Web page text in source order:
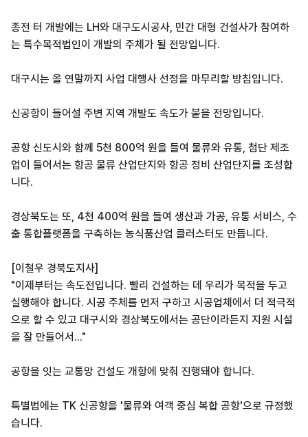
종전 터 개발에는 LH와 대구도시공사, 민간 대형 건설사가 참여하
는 특수목적법인이 개발의 주체가 될 전망입니다.
대구시는 올 연말까지 사업 대행사 선정을 마무리할 방침입니다.
신공항이 들어설 주변 지역 개발도 속도가 붙을 전망입니다.
공항 신도시와 함께 5천 800억 원을 들여 물류와 유통, 첨단 제조
업이 들어서는 항공 물류 산업단지와 항공 정비 산업단지를 조성합
니다.
경상북도는 또, 4천 400억 원을 들여 생산과 가공, 유통 서비스, 수
출 통합플랫폼을 구축하는 농식품산업 클러스터도 만듭니다.
[이철우 경북도지사]
"이제부터는 속도전입니다. 빨리 건설하는 데 우리가 목적을 두고
실행해야 합니다. 시공 주체를 먼저 구하고 시공업체에서 더 적극적
으로 할 수 있고 대구시와 경상북도에서는 공단이라든지 지원 시설
을 잘 만들어서..."
공항을 잇는 교통망 건설도 개항에 맞춰 진행돼야 합니다.
특별법에는 TK 신공항을 '물류와 여객 중심 복합 공항'으로 규정했
습니다.